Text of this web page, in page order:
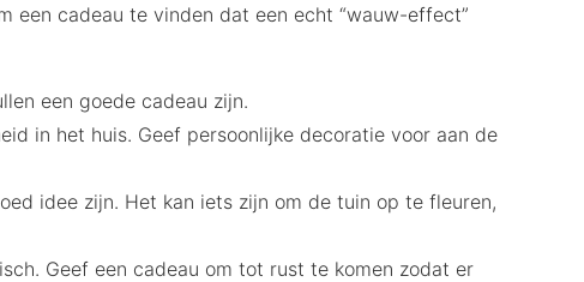
een cadeau te vinden dat een echt “wauw-effect”
een goede cadeau zijn.
in het huis. Geef persoonlijke decoratie voor aan de
idee zijn. Het kan iets zijn om de tuin op te fleuren,
Geef een cadeau om tot rust te komen zodat er